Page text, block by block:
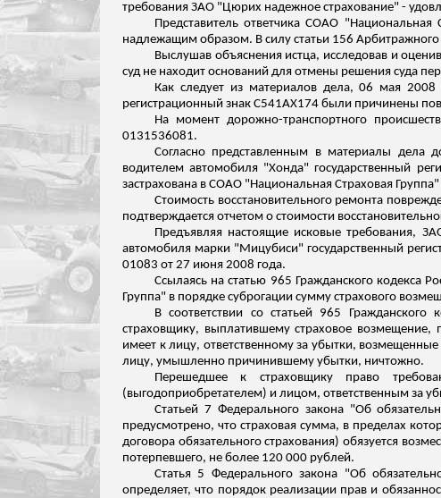
требования ЗАО "Цюрих надежное страхование" -
Представитель ответчика СОАО "Национальная
надлежащим образом. В силу статьи 156 Арбитражного
Выслушав объяснения истца, исследовав и
суд не находит оснований для отмены решения суда
Как следует из материалов дела, 06 мая 2008
регистрационный знак С541АХ174 были причинены
На момент дорожно-транспортного
0131536081.
Согласно представленным в материалы дела
водителем автомобиля "Хонда" государственный
застрахована в СОАО "Национальная Страховая
Стоимость восстановительного ремонта
подтверждается отчетом о стоимости
Предъявляя настоящие исковые требования,
автомобиля марки "Мицубиси" государственный
01083 от 27 июня 2008 года.
Ссылаясь на статью 965 Гражданского кодекса
Группа" в порядке суброгации сумму страхового
В соответствии со статьей 965
страховщику, выплатившему страховое возмещение,
имеет к лицу, ответственному за убытки,
лицу, умышленно причинившему убытки, ничтожно.
Перешедшее к страховщику право
(выгодоприобретателем) и лицом, ответственным за
Статьей 7 Федерального закона "Об
предусмотрено, что страховая сумма, в пределах
договора обязательного страхования) обязуется
потерпевшего, не более 120 000 рублей.
Статья 5 Федерального закона "Об
определяет, что порядок реализации прав и